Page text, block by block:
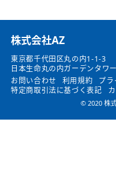
​株式会社AZ
東京都千代田区丸の内1-1-3
日本生命丸の内ガーデンタワ
お問い合わせ
利用規約
プラ
特定商取引法に基づく表記
© 2020 株